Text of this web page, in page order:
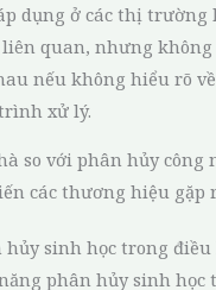
dụng ở các thị trường
quan, nhưng
nếu không hiểu rõ
xử lý.
so với phân hủy công
các thương hiệu gặp
hủy sinh học trong điều
phân hủy sinh học